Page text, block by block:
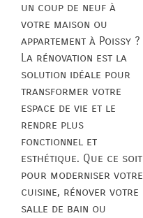
un coup de neuf à
votre maison ou
appartement à Poissy ?
La rénovation est la
solution idéale pour
transformer votre
espace de vie et le
rendre plus
fonctionnel et
esthétique. Que ce soit
pour moderniser votre
cuisine, rénover votre
salle de bain ou